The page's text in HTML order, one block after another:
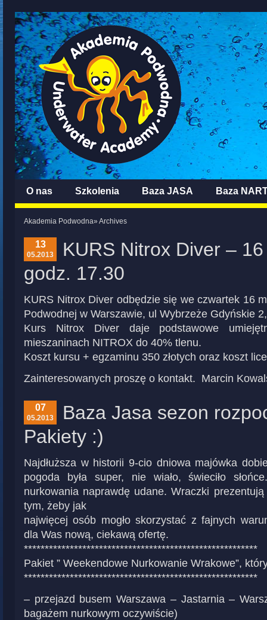
O nas Szkolenia Baza JASA Baza
Akademia Podwodna» Archives
13
05.2013
KURS Nitrox Diver –
godz. 17.30
KURS Nitrox Diver odbędzie się we czwartek 16
Podwodnej w Warszawie, ul Wybrzeże Gdyńskie
Kurs Nitrox Diver daje podstawowe
mieszaninach NITROX do 40% tlenu.
Koszt kursu + egzaminu 350 złotych oraz koszt
Zainteresowanych proszę o kontakt. Marcin
07
05.2013
Baza Jasa sezon
Pakiety :)
Najdłuższa w historii 9-cio dniowa majówka
pogoda była super, nie wiało, świeciło
nurkowania naprawdę udane. Wraczki
tym, żeby jak
najwięcej osób mogło skorzystać z fajnych
dla Was nową, ciekawą ofertę.
********************************************************
Pakiet ” Weekendowe Nurkowanie Wrakowe”,
********************************************************
– przejazd busem Warszawa – Jastarnia –
bagażem nurkowym oczywiście)